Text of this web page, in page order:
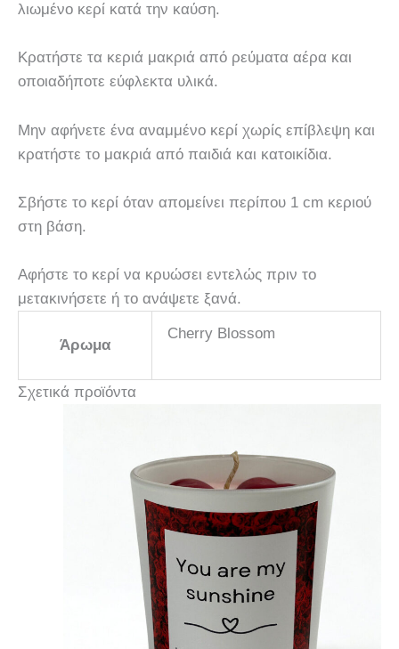
λιωμένο κερί κατά την καύση.
Κρατήστε τα κεριά μακριά από ρεύματα αέρα και
οποιαδήποτε εύφλεκτα υλικά.
Μην αφήνετε ένα αναμμένο κερί χωρίς επίβλεψη και
κρατήστε το μακριά από παιδιά και κατοικίδια.
Σβήστε το κερί όταν απομείνει περίπου 1 cm κεριού
στη βάση.
Αφήστε το κερί να κρυώσει εντελώς πριν το
μετακινήσετε ή το ανάψετε ξανά.
Άρωμα
Cherry Blossom
Σχετικά προϊόντα
προϊόν
έχει
πολλαπλές
παραλλαγές.
Οι
επιλογές
μπορούν
να